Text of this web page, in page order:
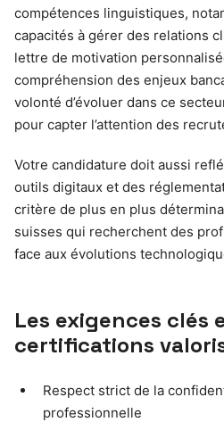
compétences linguistiques,
capacités à gérer des relations
lettre de motivation
compréhension des enjeux
volonté d’évoluer dans ce
pour capter l’attention des
Votre candidature doit aussi
outils digitaux et des
critère de plus en plus
suisses qui recherchent des
face aux évolutions
Les exigences
certifications
Respect strict de la
professionnelle